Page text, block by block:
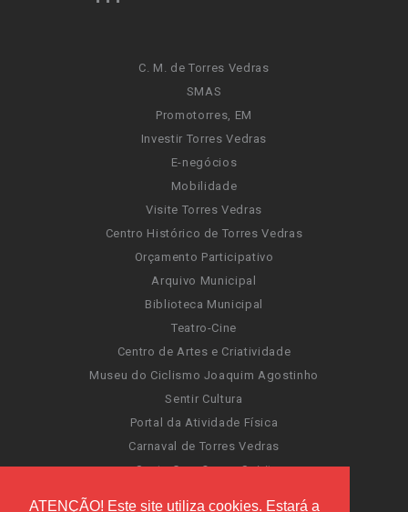
ATENÇÃO! Este site utiliza cookies. Estará a
C. M. de Torres Vedras
SMAS
Promotorres, EM
Investir Torres Vedras
E-negócios
Mobilidade
Visite Torres Vedras
Centro Histórico de Torres Vedras
Orçamento Participativo
Arquivo Municipal
Biblioteca Municipal
Teatro-Cine
Centro de Artes e Criatividade
Museu do Ciclismo Joaquim Agostinho
Sentir Cultura
Portal da Atividade Física
Carnaval de Torres Vedras
Santa Cruz Ocean Spirit